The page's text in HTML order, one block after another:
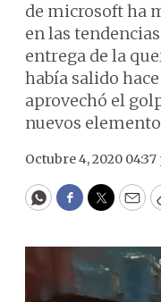
de microsoft ha
en las
entrega de la
había salido
aprovechó el
nuevos
Octubre 4, 2020 04:37
WhatsApp
Facebook
Twitter